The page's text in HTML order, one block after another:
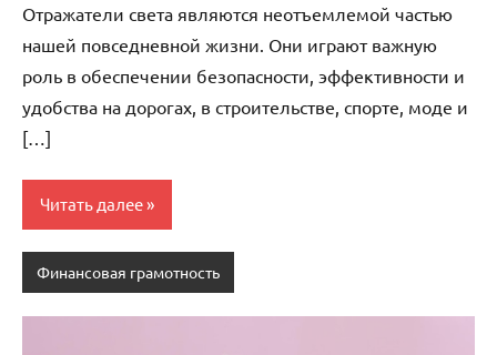
Отражатели света являются неотъемлемой частью
нашей повседневной жизни. Они играют важную
роль в обеспечении безопасности, эффективности и
удобства на дорогах, в строительстве, спорте, моде и
[…]
Читать далее
Финансовая грамотность